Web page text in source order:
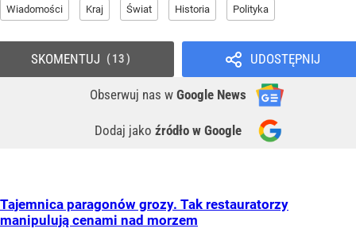
Wiadomości Kraj Świat Historia Polityka
UDOSTĘPNIJ
Obserwuj nas w Google News
Dodaj jako źródło w Google
SKOMENTUJ 13
Tajemnica paragonów grozy. Tak restauratorzy
manipulują cenami nad morzem